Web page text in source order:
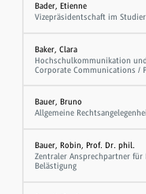
Bader, Etienne
Vizepräsidentschaft im
Baker, Clara
Hochschulkommunikation
Corporate Communications /
Bauer, Bruno
Allgemeine
Bauer, Robin, Prof. Dr. phil.
Zentraler Ansprechpartner für
Belästigung